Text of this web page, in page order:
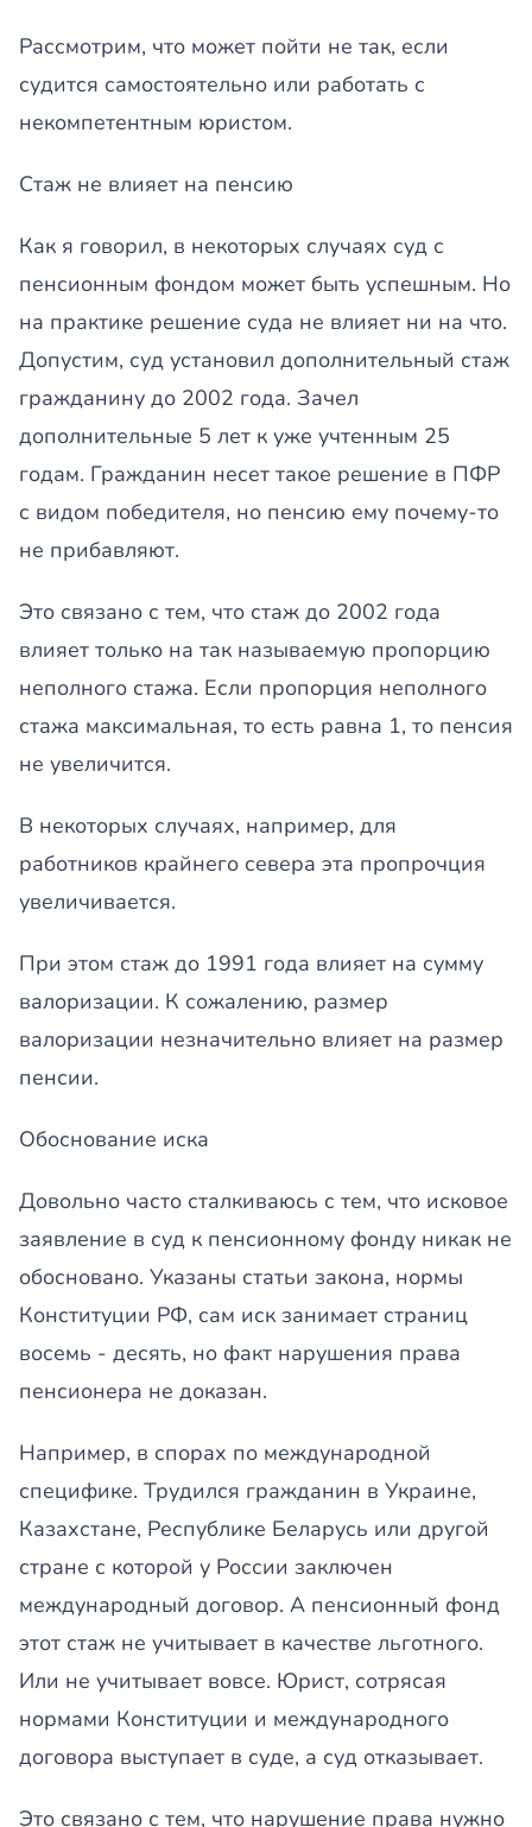
Рассмотрим, что может пойти не так, если
судится самостоятельно или работать с
некомпетентным юристом.
Стаж не влияет на пенсию
Как я говорил, в некоторых случаях суд с
пенсионным фондом может быть успешным. Но
на практике решение суда не влияет ни на что.
Допустим, суд установил дополнительный стаж
гражданину до 2002 года. Зачел
дополнительные 5 лет к уже учтенным 25
годам. Гражданин несет такое решение в ПФР
с видом победителя, но пенсию ему почему-то
не прибавляют.
Это связано с тем, что стаж до 2002 года
влияет только на так называемую пропорцию
неполного стажа. Если пропорция неполного
стажа максимальная, то есть равна 1, то пенсия
не увеличится.
В некоторых случаях, например, для
работников крайнего севера эта пропрочция
увеличивается.
При этом стаж до 1991 года влияет на сумму
валоризации. К сожалению, размер
валоризации незначительно влияет на размер
пенсии.
Обоснование иска
Довольно часто сталкиваюсь с тем, что исковое
заявление в суд к пенсионному фонду никак не
обосновано. Указаны статьи закона, нормы
Конституции РФ, сам иск занимает страниц
восемь - десять, но факт нарушения права
пенсионера не доказан.
Например, в спорах по международной
специфике. Трудился гражданин в Украине,
Казахстане, Республике Беларусь или другой
стране с которой у России заключен
международный договор. А пенсионный фонд
этот стаж не учитывает в качестве льготного.
Или не учитывает вовсе. Юрист, сотрясая
нормами Конституции и международного
договора выступает в суде, а суд отказывает.
Это связано с тем, что нарушение права нужно